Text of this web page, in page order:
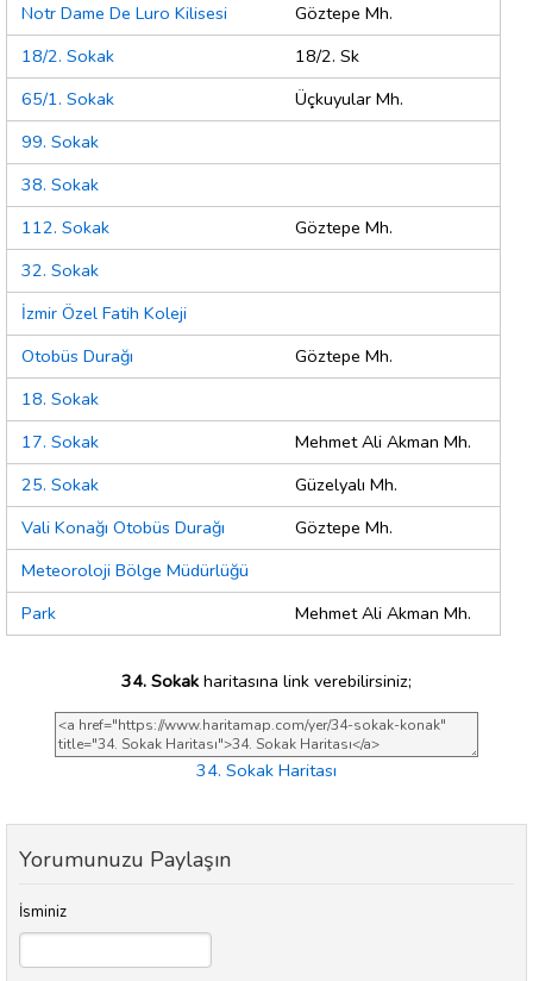
Notr Dame De Luro Kilisesi
Göztepe Mh.
18/2. Sokak
18/2. Sk
65/1. Sokak
Üçkuyular Mh.
99. Sokak
38. Sokak
112. Sokak
Göztepe Mh.
32. Sokak
İzmir Özel Fatih Koleji
Otobüs Durağı
Göztepe Mh.
18. Sokak
17. Sokak
Mehmet Ali Akman Mh.
25. Sokak
Güzelyalı Mh.
Vali Konağı Otobüs Durağı
Göztepe Mh.
Meteoroloji Bölge Müdürlüğü
Park
Mehmet Ali Akman Mh.
34. Sokak haritasına link verebilirsiniz;
34. Sokak Haritası
Yorumunuzu Paylaşın
İsminiz